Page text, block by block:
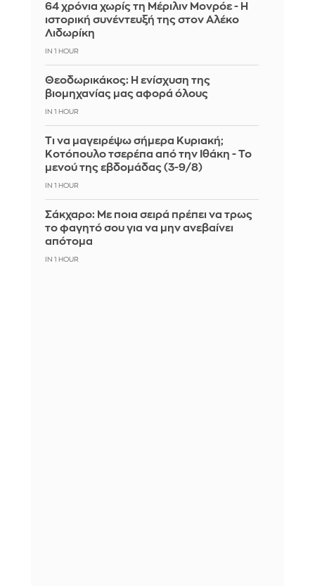
64 χρόνια χωρίς τη Μέριλιν Μονρόε - Η
ιστορική συνέντευξή της στον Αλέκο
Λιδωρίκη
IN 1 HOUR
Θεοδωρικάκος: Η ενίσχυση της
βιομηχανίας μας αφορά όλους
IN 1 HOUR
Τι να μαγειρέψω σήμερα Κυριακή;
Κοτόπουλο τσερέπα από την Ιθάκη - Το
μενού της εβδομάδας (3-9/8)
IN 1 HOUR
Σάκχαρο: Με ποια σειρά πρέπει να τρως
το φαγητό σου για να μην ανεβαίνει
απότομα
IN 1 HOUR